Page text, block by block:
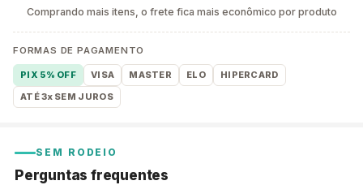
Comprando mais itens, o frete fica mais econômico por produto
FORMAS DE PAGAMENTO
PIX 5% OFF VISA MASTER ELO
HIPERCARD
ATÉ 3x SEM JUROS
SEM RODEIO
Perguntas frequentes